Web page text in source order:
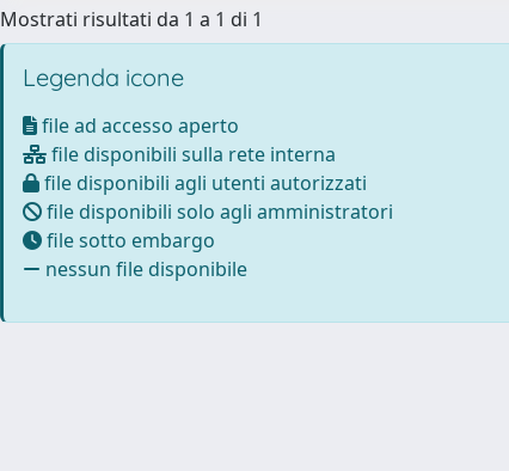
Mostrati risultati da 1 a 1 di 1
Legenda icone
file ad accesso aperto
file disponibili sulla rete interna
file disponibili agli utenti autorizzati
file disponibili solo agli amministratori
file sotto embargo
nessun file disponibile